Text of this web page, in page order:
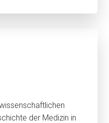
der Medizin in